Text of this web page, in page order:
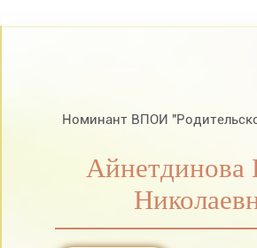
Номинант ВПОИ
Айнетдинова